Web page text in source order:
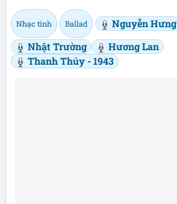
Nhạc tình Ballad
Nguyễn Hưng
Nhật Trường
Hương Lan
Thanh Thúy - 1943